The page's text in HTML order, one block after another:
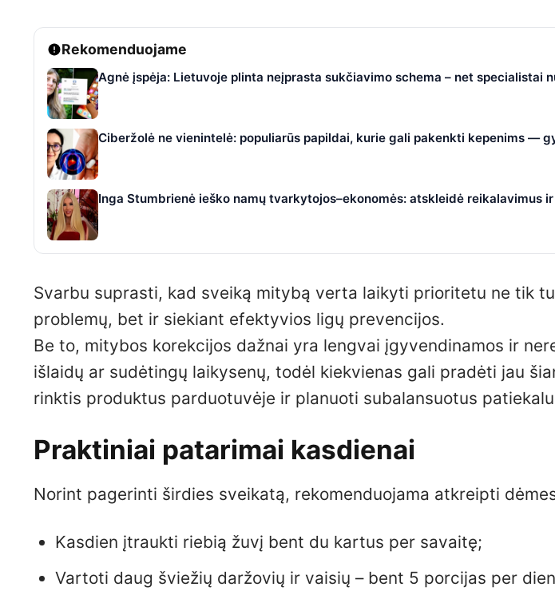
Rekomenduojame
Agnė įspėja: Lietuvoje plinta neįprasta sukčiavimo schema – net specialistai
Ciberžolė ne vienintelė: populiarūs papildai, kurie gali pakenkti kepenims —
Inga Stumbrienė ieško namų tvarkytojos–ekonomės: atskleidė reikalavimus
Svarbu suprasti, kad sveiką mitybą verta laikyti prioritetu ne tik
problemų, bet ir siekiant efektyvios ligų prevencijos.
Be to, mitybos korekcijos dažnai yra lengvai įgyvendinamos ir
išlaidų ar sudėtingų laikysenų, todėl kiekvienas gali pradėti jau
rinktis produktus parduotuvėje ir planuoti subalansuotus
Praktiniai patarimai kasdienai
Norint pagerinti širdies sveikatą, rekomenduojama atkreipti
Kasdien įtraukti riebią žuvį bent du kartus per savaitę;
Vartoti daug šviežių daržovių ir vaisių – bent 5 porcijas per